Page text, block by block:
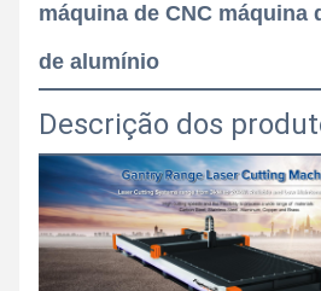
máquina de CNC máquina
de alumínio
Descrição dos